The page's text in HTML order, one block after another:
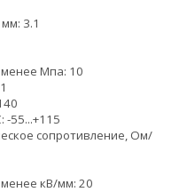
3.1
Мпа: 10
-55...+115
сопротивление, Ом/
кВ/мм: 20